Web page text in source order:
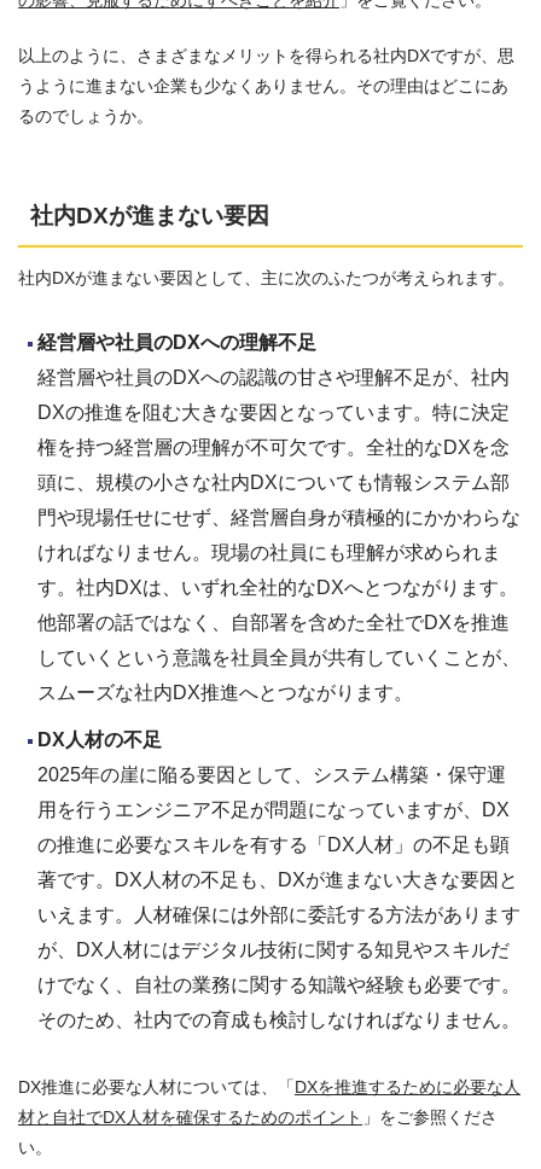
以上のように、さまざまなメリットを得られる社内DXですが、思
うように進まない企業も少なくありません。その理由はどこにあ
るのでしょうか。
社内DXが進まない要因
社内DXが進まない要因として、主に次のふたつが考えられます。
経営層や社員のDXへの理解不足
経営層や社員のDXへの認識の甘さや理解不足が、社内
DXの推進を阻む大きな要因となっています。特に決定
権を持つ経営層の理解が不可欠です。全社的なDXを念
頭に、規模の小さな社内DXについても情報システム部
門や現場任せにせず、経営層自身が積極的にかかわらな
ければなりません。現場の社員にも理解が求められま
す。社内DXは、いずれ全社的なDXへとつながります。
他部署の話ではなく、自部署を含めた全社でDXを推進
していくという意識を社員全員が共有していくことが、
スムーズな社内DX推進へとつながります。
DX人材の不足
2025年の崖に陥る要因として、システム構築・保守運
用を行うエンジニア不足が問題になっていますが、DX
の推進に必要なスキルを有する「DX人材」の不足も顕
著です。DX人材の不足も、DXが進まない大きな要因と
いえます。人材確保には外部に委託する方法があります
が、DX人材にはデジタル技術に関する知見やスキルだ
けでなく、自社の業務に関する知識や経験も必要です。
そのため、社内での育成も検討しなければなりません。
DX推進に必要な人材については、「DXを推進するために必要な人
材と自社でDX人材を確保するためのポイント 」をご参照くださ
い。